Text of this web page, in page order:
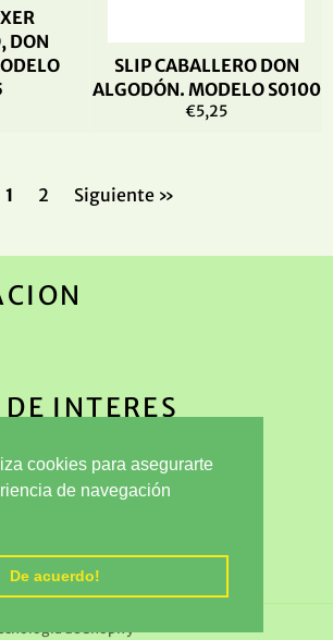
cookies para asegurarte
de navegación
De acuerdo!
DON
SLIP CABALLERO DON
ALGODÓN. MODELO S0100
Precio
€5,25
1 2 Siguiente »
INTERES